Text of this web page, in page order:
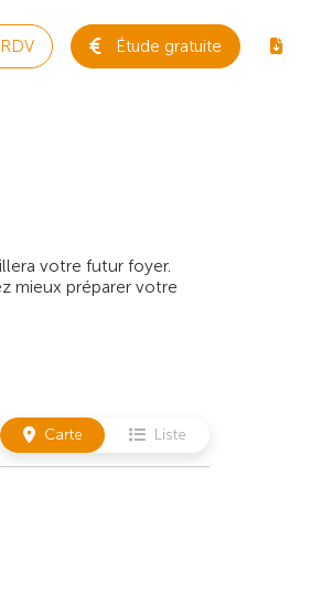
Étude gratuite
votre futur foyer.
mieux préparer votre
Carte Liste